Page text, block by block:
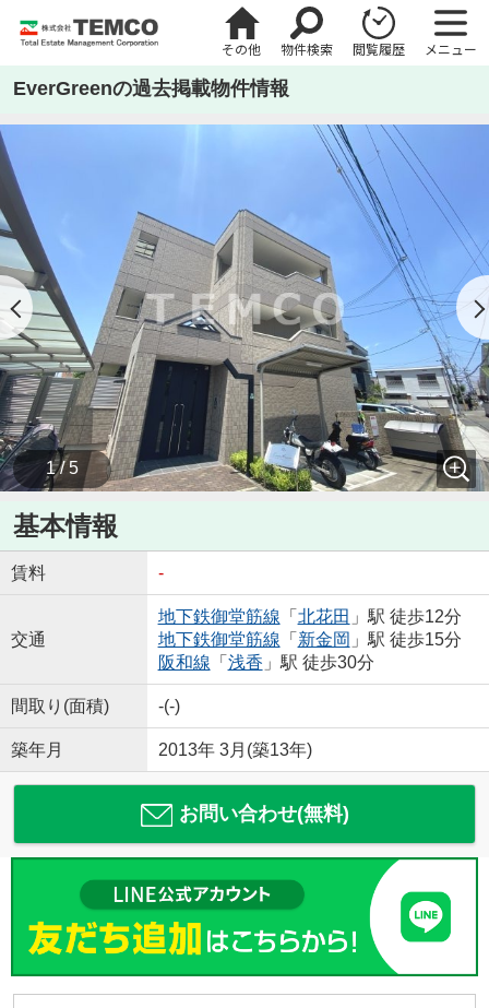
その他 物件検索 閲覧履歴 メニュー
EverGreenの過去掲載物件情報
1 / 5
基本情報
賃料 -
交通
地下鉄御堂筋線 「 北花田 」駅 徒歩12分
地下鉄御堂筋線 「 新金岡 」駅 徒歩15分
阪和線 「 浅香 」駅 徒歩30分
間取り(面積) -(-)
築年月 2013年 3月(築13年)
お問い合わせ(無料)